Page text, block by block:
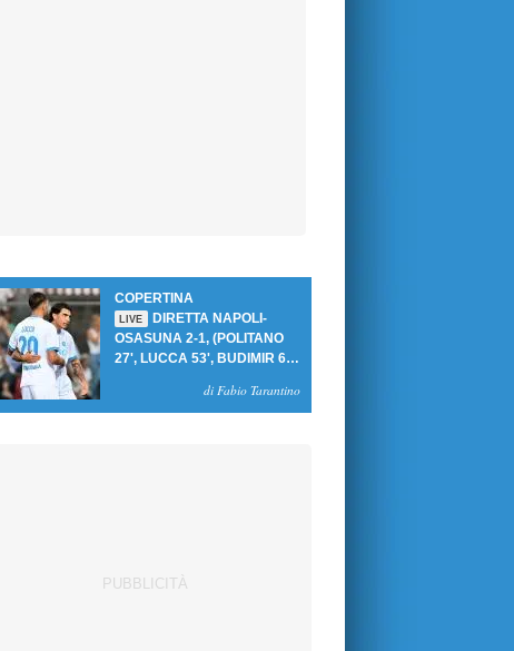
COPERTINA
LIVE
DIRETTA NAPOLI-
OSASUNA 2-1, (POLITANO
27', LUCCA 53', BUDIMIR 69'
PER PRIMA VITTORIA AL
di Fabio Tarantino